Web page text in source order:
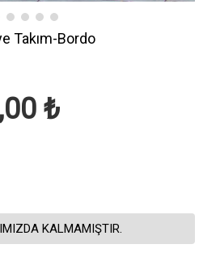
Takım-Bordo
₺
KALMAMIŞTIR.